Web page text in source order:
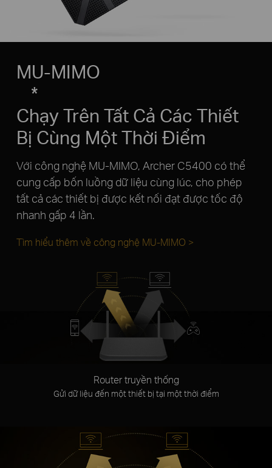
MU-MIMO
*
Chạy Trên Tất Cả Các Thiết
Bị Cùng Một Thời Điểm
Với công nghệ MU-MIMO, Archer C5400 có thể
cung cấp bốn luồng dữ liệu cùng lúc, cho phép
tất cả các thiết bị được kết nối đạt được tốc độ
nhanh gấp 4 lần.
Tìm hiểu thêm về công nghệ MU-MIMO >
Router truyền thống
Gửi dữ liệu đến một thiết bị tại một thời điểm